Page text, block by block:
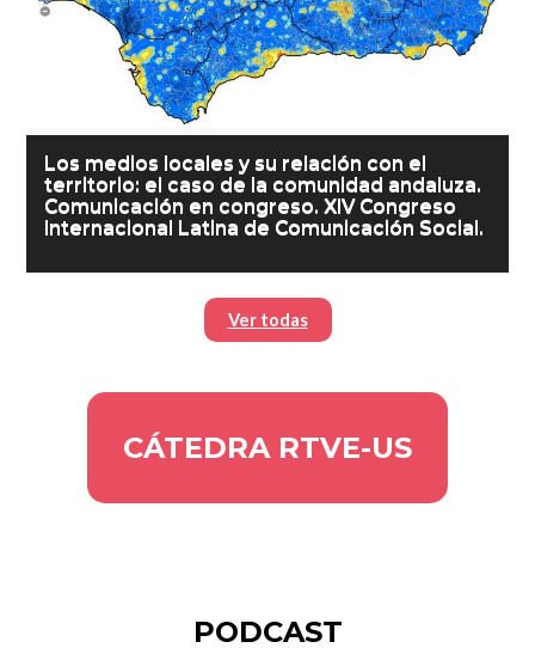
Los medios locales y su relación con el
territorio: el caso de la comunidad andaluza.
Comunicación en congreso. XIV Congreso
Internacional Latina de Comunicación Social.
Ver todas
CÁTEDRA RTVE-US
PODCAST